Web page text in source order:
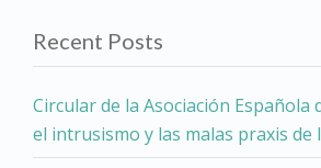
Recent Posts
Circular de la Asociación Española
el intrusismo y las malas praxis de